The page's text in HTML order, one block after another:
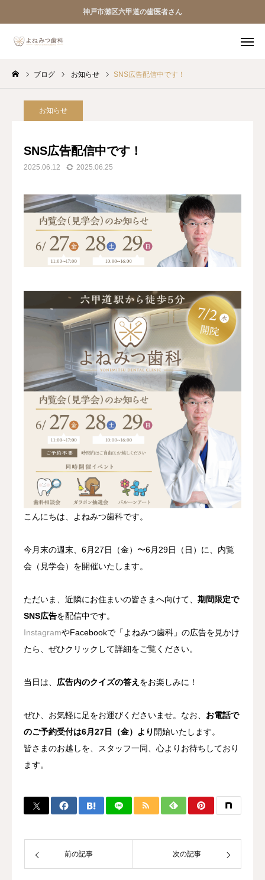
神戸市灘区六甲道の歯医者さん
ブログ お知らせ SNS広告配信中です！
お知らせ
SNS広告配信中です！
2025.06.12 2025.06.25
こんにちは、よねみつ歯科です。
今月末の週末、6月27日（金）〜6月29日（日）に、内覧
会（見学会）を開催いたします。
ただいま、近隣にお住まいの皆さまへ向けて、 期間限定で
SNS広告を配信中です。
InstagramやFacebookで「よねみつ歯科」の広告を見かけ
たら、ぜひクリックして詳細をご覧ください。
当日は、 広告内のクイズの答え をお楽しみに！
ぜひ、お気軽に足をお運びくださいませ。なお、 お電話で
のご予約受付は6月27日（金）より 開始いたします。
皆さまのお越しを、スタッフ一同、心よりお待ちしており
ます。
前の記事 次の記事
初診専用 Web予約
TEL
医院案内